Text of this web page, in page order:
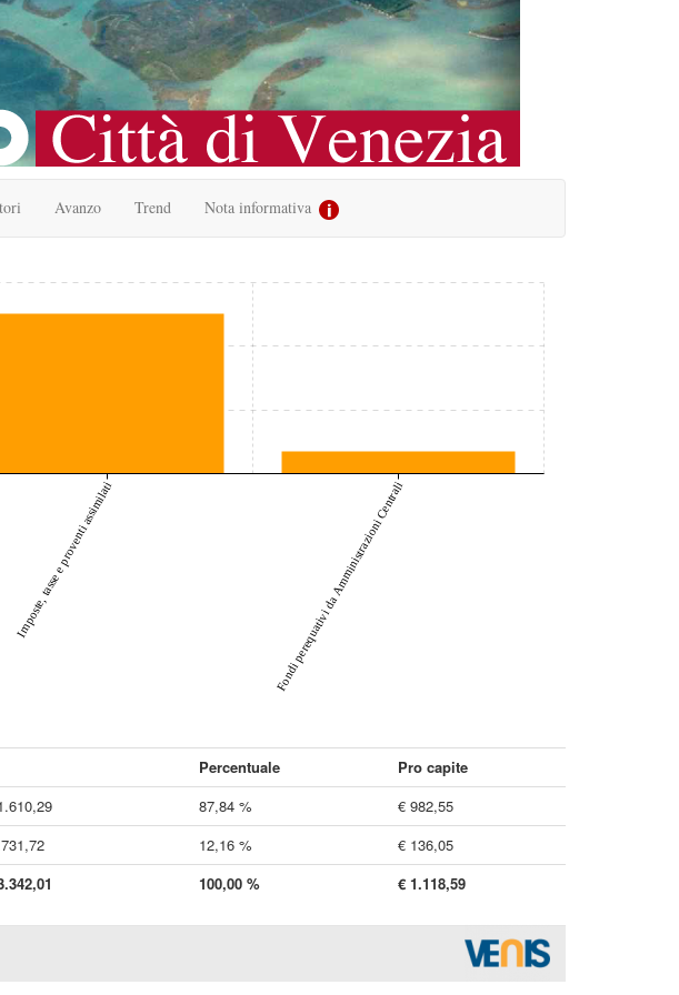
Avanzo Trend Nota informativa
Imposte, tasse e proventi assimilati Fondi perequativi da Amministrazioni Centrali
Percentuale
Pro capite
87,84 %
€ 982,55
12,16 %
€ 136,05
100,00 % € 1.118,59